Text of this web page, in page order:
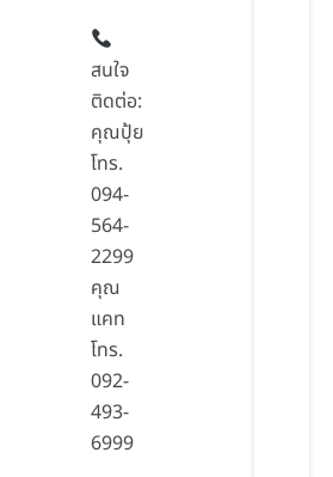
สนใจ
ติดต่อ:
คุณปุ้ย
โทร.
094-
564-
2299
คุณ
แคท
โทร.
092-
493-
6999